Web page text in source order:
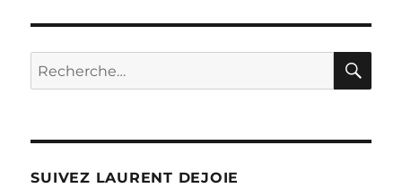
Recherche
pour :
SUIVEZ LAURENT DEJOIE